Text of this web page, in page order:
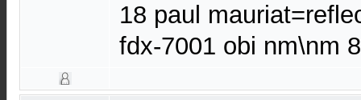
18 paul
fdx-7001 obi nm\nm